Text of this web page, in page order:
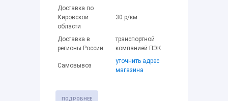
Доставка по
Кировской
области
30 р/км
Доставка в
регионы России
транспортной
компанией ПЭК
Самовывоз
уточнить адрес
магазина
ПОДРОБНЕЕ